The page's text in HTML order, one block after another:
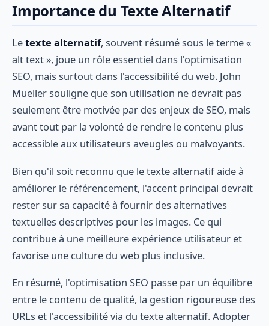
Importance du Texte Alternatif
Letexte alternatif, souvent résumé sous le terme «
alt text », joue un rôle essentiel dans l'optimisation
SEO, mais surtout dans l'accessibilité du web. John
Mueller souligne que son utilisation ne devrait pas
seulement être motivée par des enjeux de SEO, mais
avant tout par la volonté de rendre le contenu plus
accessible aux utilisateurs aveugles ou malvoyants.
Bien qu'il soit reconnu que le texte alternatif aide à
améliorer le référencement, l'accent principal devrait
rester sur sa capacité à fournir des alternatives
textuelles descriptives pour les images. Ce qui
contribue à une meilleure expérience utilisateur et
favorise une culture du web plus inclusive.
En résumé, l'optimisation SEO passe par un équilibre
entre le contenu de qualité, la gestion rigoureuse des
URLs et l'accessibilité via du texte alternatif. Adopter